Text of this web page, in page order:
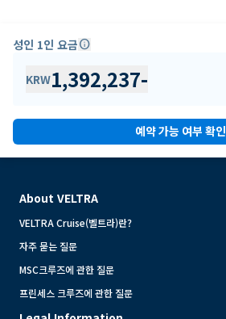
성인 1인 요금info
KRW1,392,237-
예약 가능 여부 확인
About VELTRA
VELTRA Cruise(벨트라)란?
자주 묻는 질문
MSC크루즈에 관한 질문
프린세스 크루즈에 관한 질문